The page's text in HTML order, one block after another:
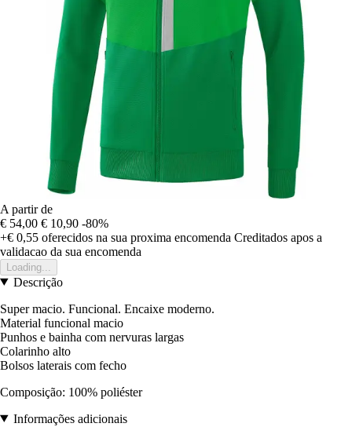
A partir de
€ 54,00 € 10,90 -80%
+€ 0,55 oferecidos na sua proxima encomenda Creditados apos a
validacao da sua encomenda
Loading...
Descrição
Super macio. Funcional. Encaixe moderno.
Material funcional macio
Punhos e bainha com nervuras largas
Colarinho alto
Bolsos laterais com fecho
Composição: 100% poliéster
Informações adicionais